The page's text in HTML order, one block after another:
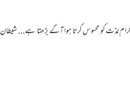
کو محسوس کرتا ہوا آگے بڑھتا ہے... شیطان